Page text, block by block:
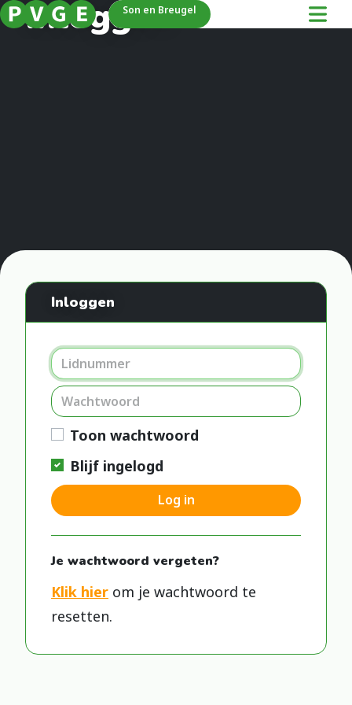
Son en Breugel
Inloggen
Inloggen
Toon wachtwoord
Blijf ingelogd
Log in
Je wachtwoord vergeten?
Klik hier om je wachtwoord te
resetten.